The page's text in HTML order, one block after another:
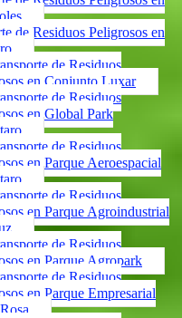
de Residuos Peligrosos en
de Residuos
en Conjunto Luxar
de Residuos
en Global Park
de Residuos
en Parque Aeroespacial
de Residuos
en Parque Agroindustrial
de Residuos
en Parque Agropark
de Residuos
en Parque Empresarial